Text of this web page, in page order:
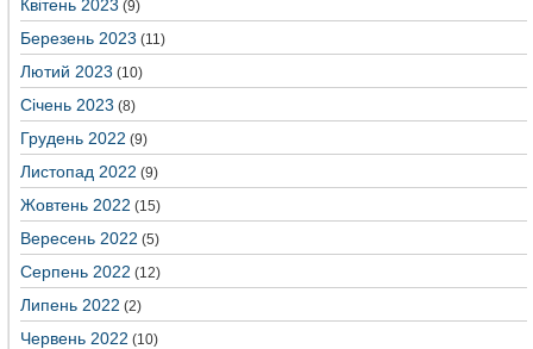
Квітень 2023 (9)
Березень 2023 (11)
Лютий 2023 (10)
Січень 2023 (8)
Грудень 2022 (9)
Листопад 2022 (9)
Жовтень 2022 (15)
Вересень 2022 (5)
Серпень 2022 (12)
Липень 2022 (2)
Червень 2022 (10)